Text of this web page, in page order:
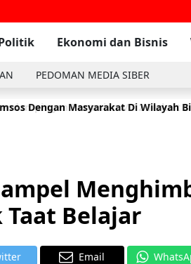
Ekonomi dan Bisnis
PEDOMAN MEDIA SIBER
Dengan Masyarakat Di Wilayah
Belajar
Email